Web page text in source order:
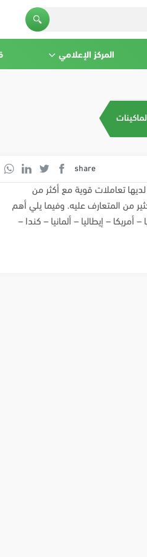
المركز الإعلامي
share
تعاملات قوية مع أكثر من
من المتعارف عليه. وفيما يلي أهم
– إيطاليا – ألمانيا – كندا –